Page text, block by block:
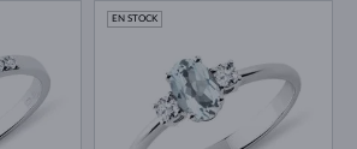
EN STOCK